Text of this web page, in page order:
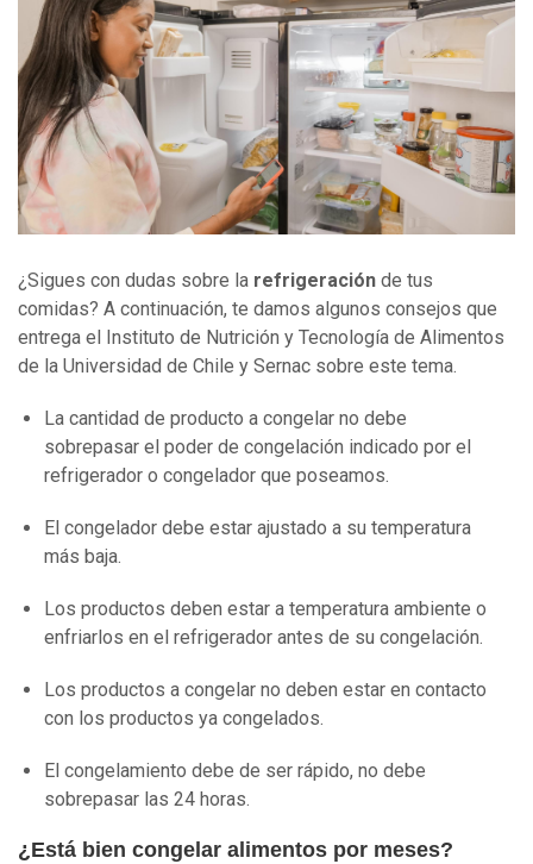
¿Sigues con dudas sobre la refrigeración de tus
comidas? A continuación, te damos algunos consejos que
entrega el Instituto de Nutrición y Tecnología de Alimentos
de la Universidad de Chile y Sernac sobre este tema.
La cantidad de producto a congelar no debe
sobrepasar el poder de congelación indicado por el
refrigerador o congelador que poseamos.
El congelador debe estar ajustado a su temperatura
más baja.
Los productos deben estar a temperatura ambiente o
enfriarlos en el refrigerador antes de su congelación.
Los productos a congelar no deben estar en contacto
con los productos ya congelados.
El congelamiento debe de ser rápido, no debe
sobrepasar las 24 horas.
¿Está bien congelar alimentos por meses?